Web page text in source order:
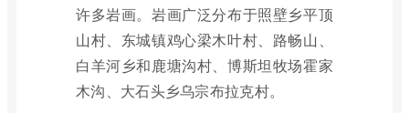
许多岩画。岩画广泛分布于照壁乡平顶
山村、东城镇鸡心梁木叶村、路畅山、
白羊河乡和鹿塘沟村、博斯坦牧场霍家
木沟、大石头乡乌宗布拉克村。